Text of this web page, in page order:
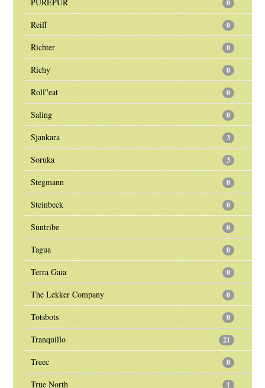
0
Reiff 0
Richter 0
Richy 0
Roll''eat 0
Saling 0
Sjankara 3
Soruka 3
Stegmann 0
Steinbeck 0
Suntribe 0
Tagua 0
Terra Gaia 0
The Lekker Company 0
Totsbots 0
Tranquillo 21
Treec 0
True North 1